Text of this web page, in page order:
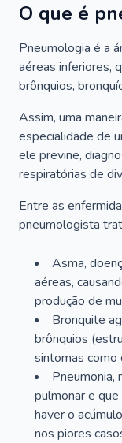
O que é
Pneumologia é a
aéreas inferiores,
brônquios,
Assim, uma
especialidade de
ele previne,
respiratórias de
Entre as
pneumologista
Asma,
aéreas,
produção de
Bronquite
brônquios
sintomas como
Pneumonia,
pulmonar e
haver o
nos piores